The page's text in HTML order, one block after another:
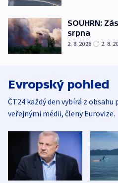
SOUHRN:
srpna
2. 8. 2026 2. 8.
Evropský pohled
ČT24 každý den vybírá z
veřejnými médii, členy Eurovize.